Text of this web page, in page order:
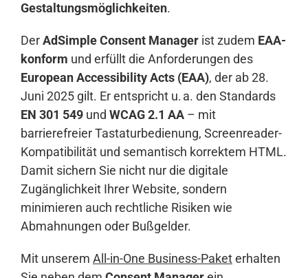
Gestaltungsmöglichkeiten.
DerAdSimple Consent Manager ist zudem EAA-
konform und erfüllt die Anforderungen des
European Accessibility Acts (EAA), der ab 28.
Juni 2025 gilt. Er entspricht u. a. den Standards
EN 301 549 und WCAG 2.1 AA – mit
barrierefreier Tastaturbedienung, Screenreader-
Kompatibilität und semantisch korrektem HTML.
Damit sichern Sie nicht nur die digitale
Zugänglichkeit Ihrer Website, sondern
minimieren auch rechtliche Risiken wie
Abmahnungen oder Bußgelder.
Mit unserem All-in-One Business-Paketerhalten